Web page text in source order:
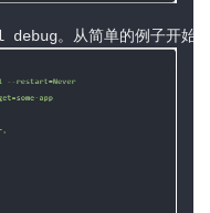
。从简单的例子开始